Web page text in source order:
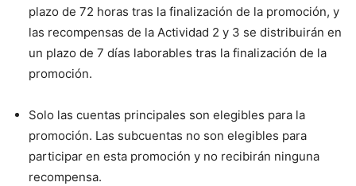
plazo de 72 horas tras la finalización de la promoción, y
las recompensas de la Actividad 2 y 3 se distribuirán en
un plazo de 7 días laborables tras la finalización de la
promoción.
Solo las cuentas principales son elegibles para la
promoción. Las subcuentas no son elegibles para
participar en esta promoción y no recibirán ninguna
recompensa.